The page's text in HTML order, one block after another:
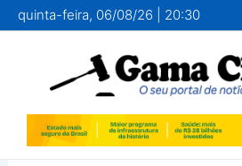
para
conteúdo
quinta-feira, 06/08/26 | 20:30